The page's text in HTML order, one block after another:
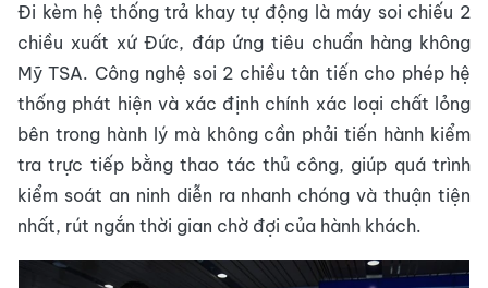
Đi kèm hệ thống trả khay tự động là máy soi chiếu 2
chiều xuất xứ Đức, đáp ứng tiêu chuẩn hàng không
Mỹ TSA. Công nghệ soi 2 chiều tân tiến cho phép hệ
thống phát hiện và xác định chính xác loại chất lỏng
bên trong hành lý mà không cần phải tiến hành kiểm
tra trực tiếp bằng thao tác thủ công, giúp quá trình
kiểm soát an ninh diễn ra nhanh chóng và thuận tiện
nhất, rút ngắn thời gian chờ đợi của hành khách.